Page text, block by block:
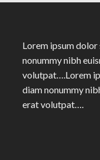
Lorem ipsum
nonummy nibh
volutpat….Lorem
diam nonummy
erat volutpat….